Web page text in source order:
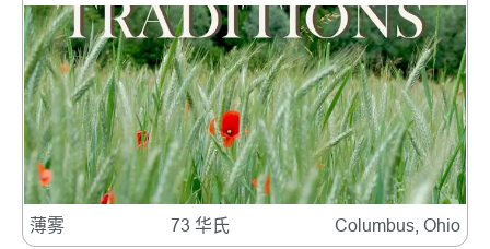
薄雾 73 华氏 Columbus, Ohio